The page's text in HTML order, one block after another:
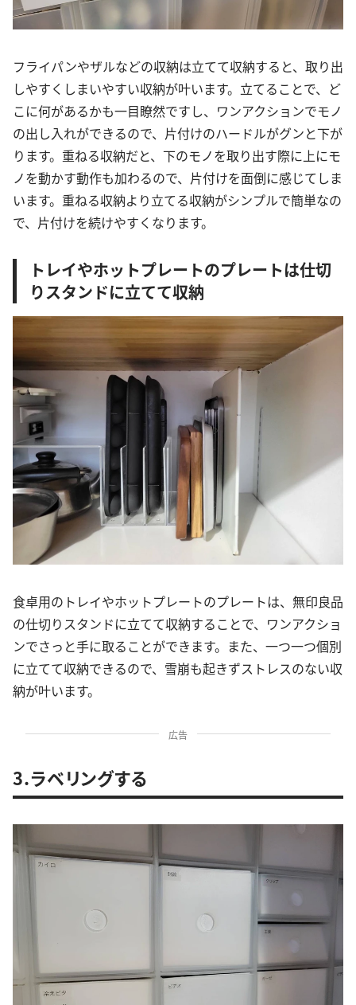
フライパンやザルなどの収納は立てて収納すると、取り出
しやすくしまいやすい収納が叶います。立てることで、ど
こに何があるかも一目瞭然ですし、ワンアクションでモノ
の出し入れができるので、片付けのハードルがグンと下が
ります。重ねる収納だと、下のモノを取り出す際に上にモ
ノを動かす動作も加わるので、片付けを面倒に感じてしま
います。重ねる収納より立てる収納がシンプルで簡単なの
で、片付けを続けやすくなります。
トレイやホットプレートのプレートは仕切
りスタンドに立てて収納
食卓用のトレイやホットプレートのプレートは、無印良品
の仕切りスタンドに立てて収納することで、ワンアクショ
ンでさっと手に取ることができます。また、一つ一つ個別
に立てて収納できるので、雪崩も起きずストレスのない収
納が叶います。
広告
3.ラベリングする